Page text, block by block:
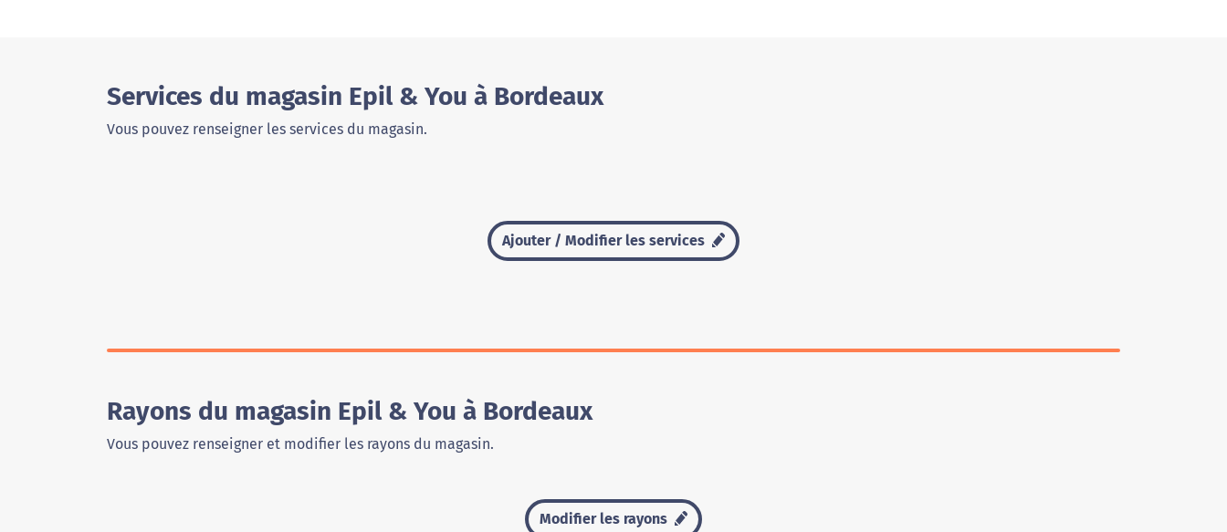
Services du magasin Epil & You à Bordeaux
Vous pouvez renseigner les services du magasin.
Ajouter / Modifier les services
Rayons du magasin Epil & You à Bordeaux
Vous pouvez renseigner et modifier les rayons du magasin.
Modifier les rayons